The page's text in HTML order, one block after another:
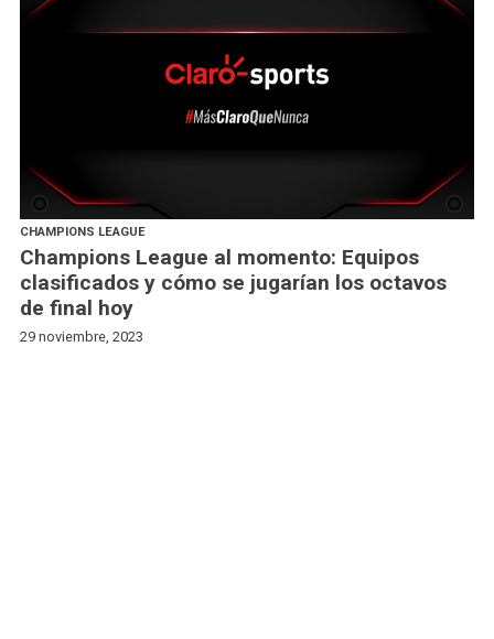
CHAMPIONS LEAGUE
Champions League al momento: Equipos
clasificados y cómo se jugarían los octavos
de final hoy
29 noviembre, 2023